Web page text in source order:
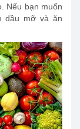
Nếu bạn muốn
dầu mỡ và ăn